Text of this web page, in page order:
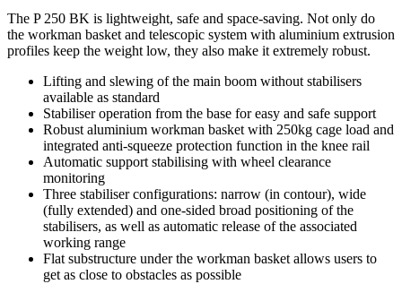
The P 250 BK is lightweight, safe and space-saving. Not only do
the workman basket and telescopic system with aluminium extrusion
profiles keep the weight low, they also make it extremely robust.
Lifting and slewing of the main boom without stabilisers
available as standard
Stabiliser operation from the base for easy and safe support
Robust aluminium workman basket with 250kg cage load and
integrated anti-squeeze protection function in the knee rail
Automatic support stabilising with wheel clearance
monitoring
Three stabiliser configurations: narrow (in contour), wide
(fully extended) and one-sided broad positioning of the
stabilisers, as well as automatic release of the associated
working range
Flat substructure under the workman basket allows users to
get as close to obstacles as possible